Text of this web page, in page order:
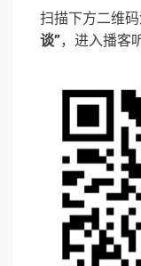
扫描下方二维
谈”，进入播客